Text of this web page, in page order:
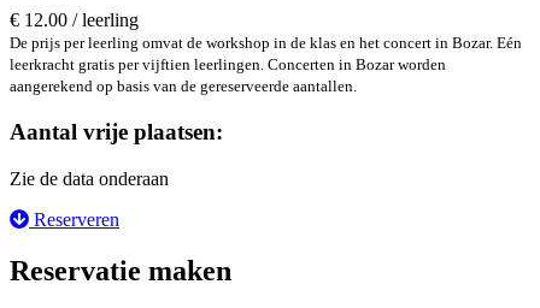
€ 12.00 / leerling
De prijs per leerling omvat de workshop in de klas en het concert in Bozar. Eén
leerkracht gratis per vijftien leerlingen. Concerten in Bozar worden
aangerekend op basis van de gereserveerde aantallen.
Aantal vrije plaatsen:
Zie de data onderaan
Reserveren
Reservatie maken